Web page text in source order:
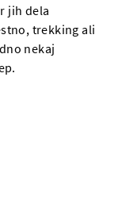
jih dela
trekking ali
nekaj